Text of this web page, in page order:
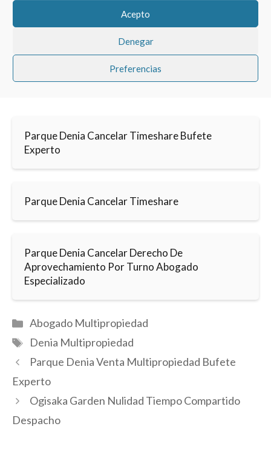
Acepto
Denegar
Preferencias
Parque Denia Cancelar Timeshare Bufete
Experto
Parque Denia Cancelar Timeshare
Parque Denia Cancelar Derecho De
Aprovechamiento Por Turno Abogado
Especializado
Categorías
Abogado Multipropiedad
Etiquetas
Denia Multipropiedad
Parque Denia Venta Multipropiedad Bufete
Experto
Ogisaka Garden Nulidad Tiempo Compartido
Despacho